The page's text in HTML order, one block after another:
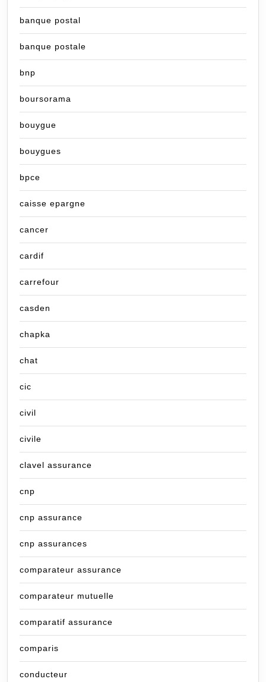
banque postal
banque postale
bnp
boursorama
bouygue
bouygues
bpce
caisse epargne
cancer
cardif
carrefour
casden
chapka
chat
cic
civil
civile
clavel assurance
cnp
cnp assurance
cnp assurances
comparateur assurance
comparateur mutuelle
comparatif assurance
comparis
conducteur